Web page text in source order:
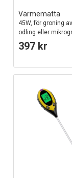
Värmematta
45W, för groning
odling eller
cm, 1,8 meter sladd
397 kr